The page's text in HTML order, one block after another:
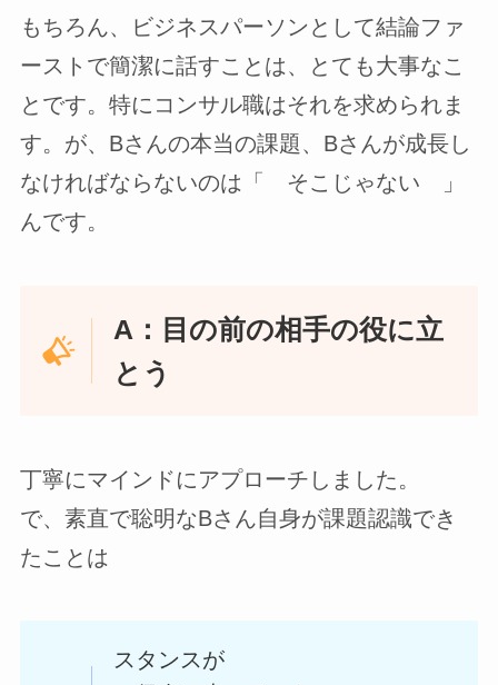
もちろん、ビジネスパーソンとして結論ファ
ーストで簡潔に話すことは、とても大事なこ
とです。特にコンサル職はそれを求められま
す。が、Bさんの本当の課題、Bさんが成長し
なければならないのは「 そこじゃない 」
んです。
A：目の前の相手の役に立
とう
丁寧にマインドにアプローチしました。
で、素直で聡明なBさん自身が課題認識でき
たことは
スタンスが